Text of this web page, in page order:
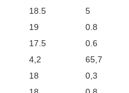
18.5
5
19
0.8
17.5
0.6
4,2
65,7
18
0,3